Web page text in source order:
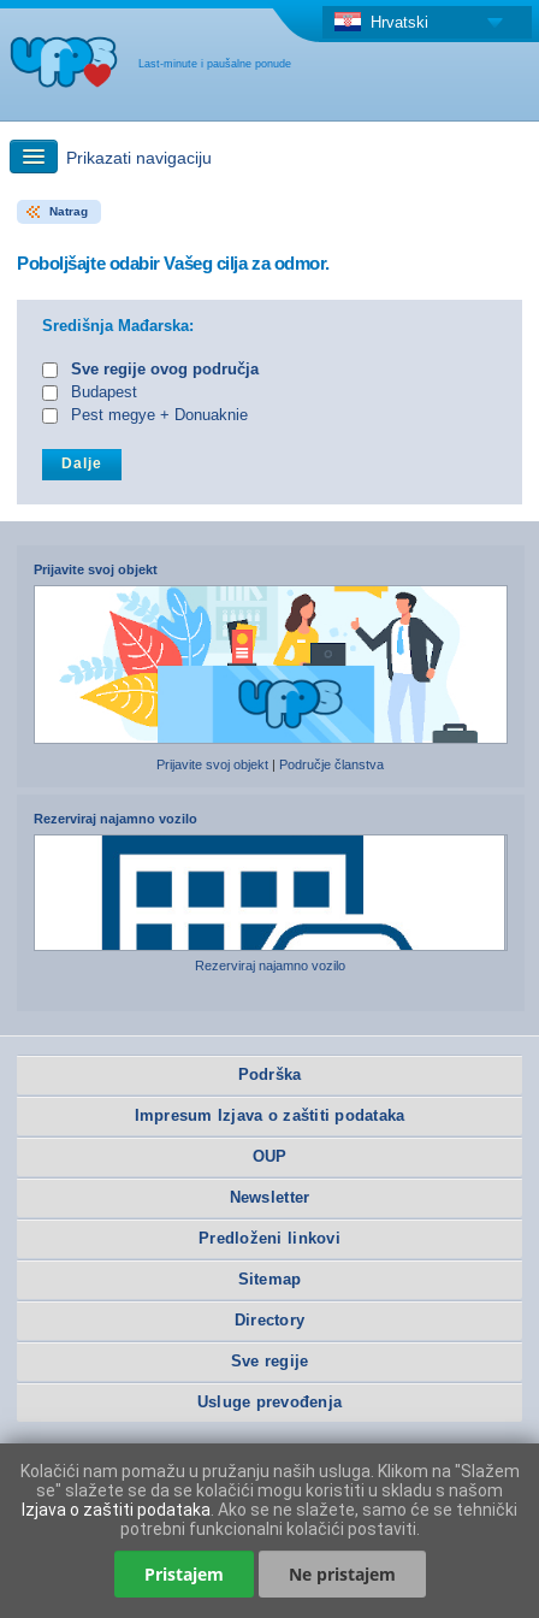
Last-minute i paušalne ponude
Hrvatski
Prikazati navigaciju
Brzo traženje
Druga država
Natrag
Poboljšajte odabir Vašeg cilja za odmor.
Središnja Mađarska:
Sve regije ovog područja
Budapest
Pest megye + Donuaknie
Prijavite svoj objekt
Prijavite svoj objekt Područje članstva
Rezerviraj najamno vozilo
Rezerviraj najamno vozilo
Podrška
Impresum Izjava o zaštiti podataka
OUP
Newsletter
Predloženi linkovi
Sitemap
Directory
Sve regije
Usluge prevođenja
Kolačići nam pomažu u pružanju naših usluga. Klikom na "Slažem
se" slažete se da se kolačići mogu koristiti u skladu s našom
Izjava o zaštiti podataka . Ako se ne slažete, samo će se tehnički
potrebni funkcionalni kolačići postaviti.